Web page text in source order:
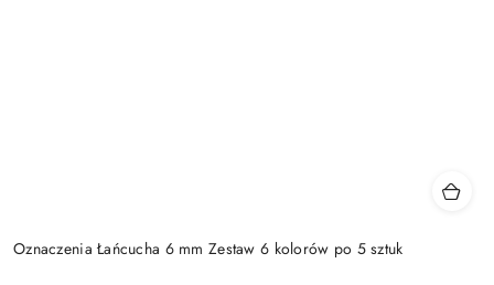
Oznaczenia Łańcucha 6 mm Zestaw 6 kolorów po 5 sztuk